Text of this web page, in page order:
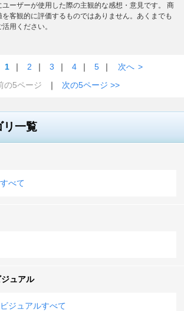
ーザーが使用した際の主観的な感想・意見です。 商
客観的に評価するものではありません。あくまでも
用ください。
1 ｜ 2 ｜ 3 ｜ 4 ｜ 5 ｜ 次へ >
の5ページ
｜ 次の5ページ >>
リ一覧
べて
ュアル
ジュアルすべて